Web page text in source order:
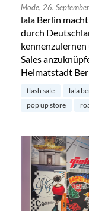
Mode, 26.
lala Berlin
durch
Sales
Heimatstadt
flash sale lala
pop up store